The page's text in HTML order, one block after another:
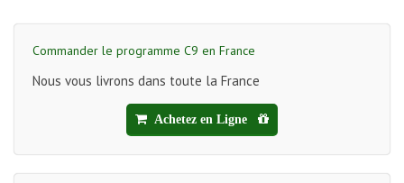
Commander le programme C9 en France
Nous vous livrons dans toute la France
Achetez en Ligne